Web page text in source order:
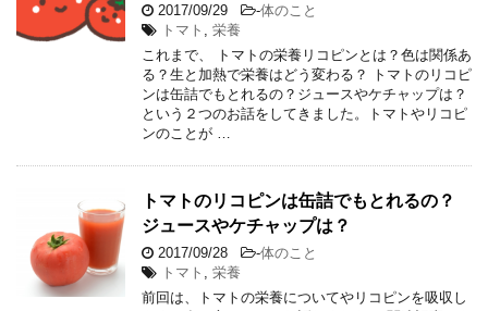
2017/09/29 -体のこと
トマト
栄養
これまで、 トマトの栄養リコピンとは？色は関係あ
る？生と加熱で栄養はどう変わる？ トマトのリコピ
ンは缶詰でもとれるの？ジュースやケチャップは？
という２つのお話をしてきました。トマトやリコピ
ンのことが …
トマトのリコピンは缶詰でもとれるの？
ジュースやケチャップは？
2017/09/28 -体のこと
トマト
栄養
前回は、トマトの栄養についてやリコピンを吸収し